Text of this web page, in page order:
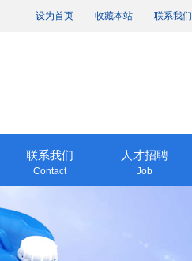
设为首页 - 收藏本站 - 联系我们
联系我们
Contact
人才招聘
Job